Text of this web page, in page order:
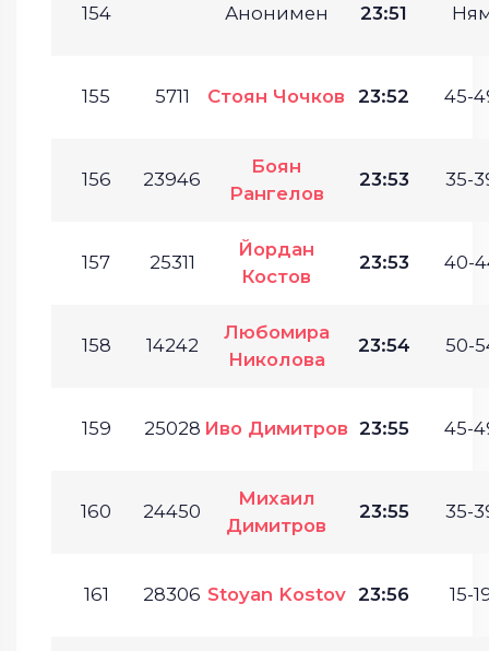
154 Анонимен 23:51
155 5711 Стоян Чочков 23:52 45-
156 23946
Боян
Рангелов
23:53 35-
157 25311
Йордан
Костов
23:53 40-
158 14242
Любомира
Николова
23:54 50-
159 25028 Иво Димитров 23:55 45-
160 24450
Михаил
Димитров
23:55 35-
161 28306 Stoyan Kostov 23:56 15-